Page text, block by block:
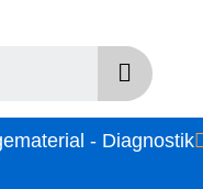
- Diagnostik